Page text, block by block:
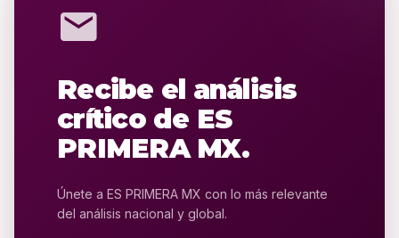
mail
Recibe el análisis
crítico de ES
PRIMERA MX.
Únete a ES PRIMERA MX con lo más relevante
del análisis nacional y global.